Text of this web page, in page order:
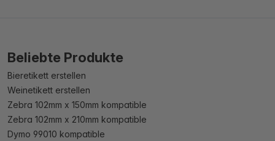
Beliebte Produkte
Bieretikett erstellen
Weinetikett erstellen
Zebra 102mm x 150mm kompatible
Zebra 102mm x 210mm kompatible
Dymo 99010 kompatible